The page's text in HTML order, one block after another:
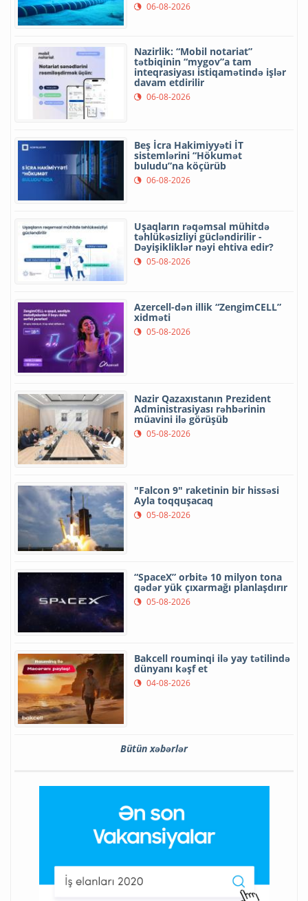
06-08-2026
Nazirlik: “Mobil notariat”
tətbiqinin “mygov”a tam
inteqrasiyası istiqamətində işlər
davam etdirilir
06-08-2026
Beş İcra Hakimiyyəti İT
sistemlərini “Hökumət
buludu”na köçürüb
06-08-2026
Uşaqların rəqəmsal mühitdə
təhlükəsizliyi gücləndirilir -
Dəyişikliklər nəyi ehtiva edir?
05-08-2026
Azercell-dən illik “ZengimCELL”
xidməti
05-08-2026
Nazir Qazaxıstanın Prezident
Administrasiyası rəhbərinin
müavini ilə görüşüb
05-08-2026
"Falcon 9" raketinin bir hissəsi
Ayla toqquşacaq
05-08-2026
“SpaceX” orbitə 10 milyon tona
qədər yük çıxarmağı planlaşdırır
05-08-2026
Bakcell rouminqi ilə yay tətilində
dünyanı kəşf et
04-08-2026
Bütün xəbərlər